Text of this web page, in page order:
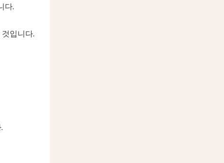
다.
입니다.